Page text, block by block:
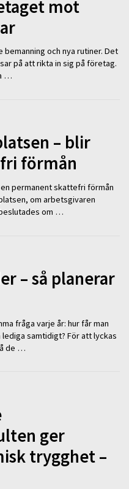
mot
och nya rutiner. Det
på att rikta in sig på företag.
…
– blir
förmån
permanent skattefri förmån
om arbetsgivaren
om …
– så planerar
fråga varje år: hur får man
lediga samtidigt? För att lyckas
de …
ger
trygghet –